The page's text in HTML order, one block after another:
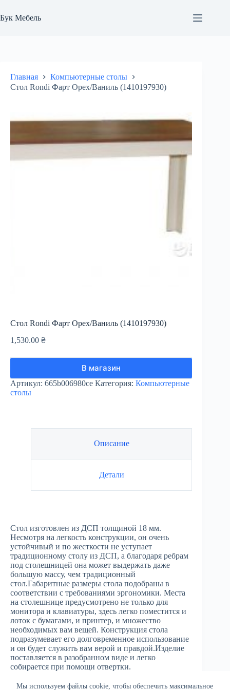
к
сути
Мы используем файлы cookie, чтобы обеспечить максимальное
Бук Мебель
Главная
Компьютерные столы
Стол Rondi Фарт Орех/Ваниль (1410197930)
Стол Rondi Фарт Орех/Ваниль (1410197930)
1,530.00 ₴
В магазин
Артикул: 665b006980ce Категория: Компьютерные
столы
Описание
Детали
Стол изготовлен из ДСП толщиной 18 мм.
Несмотря на легкость конструкции, он очень
устойчивый и по жесткости не уступает
традиционному столу из ДСП, а благодаря ребрам
под столешницей она может выдержать даже
большую массу, чем традиционный
стол.Габаритные размеры стола подобраны в
соответствии с требованиями эргономики. Места
на столешнице предусмотрено не только для
монитора и клавиатуры, здесь легко поместится и
лоток с бумагами, и принтер, и множество
необходимых вам вещей. Конструкция стола
подразумевает его долговременное использование
и он будет служить вам верой и правдой.Изделие
поставляется в разобранном виде и легко
собирается при помощи отвертки.